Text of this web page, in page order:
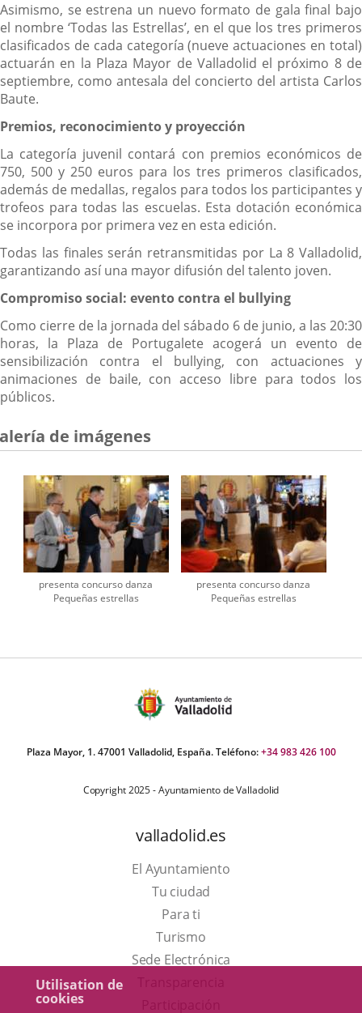
Utilisation de
cookies
Asimismo, se estrena un nuevo formato de gala final bajo
el nombre ‘Todas las Estrellas’, en el que los tres primeros
clasificados de cada categoría (nueve actuaciones en total)
actuarán en la Plaza Mayor de Valladolid el próximo 8 de
septiembre, como antesala del concierto del artista Carlos
Baute.
Premios, reconocimiento y proyección
La categoría juvenil contará con premios económicos de
750, 500 y 250 euros para los tres primeros clasificados,
además de medallas, regalos para todos los participantes y
trofeos para todas las escuelas. Esta dotación económica
se incorpora por primera vez en esta edición.
Todas las finales serán retransmitidas por La 8 Valladolid,
garantizando así una mayor difusión del talento joven.
Compromiso social: evento contra el bullying
Como cierre de la jornada del sábado 6 de junio, a las 20:30
horas, la Plaza de Portugalete acogerá un evento de
sensibilización contra el bullying, con actuaciones y
animaciones de baile, con acceso libre para todos los
públicos.
de imágenes
presenta concurso danza
Pequeñas estrellas
presenta concurso danza
Pequeñas estrellas
Plaza Mayor, 1. 47001 Valladolid, España. Teléfono:+34 983 426 100
Copyright 2025 - Ayuntamiento de Valladolid
valladolid.es
El Ayuntamiento
Tu ciudad
Para ti
TurismoEste
enlace
Sede Electrónica